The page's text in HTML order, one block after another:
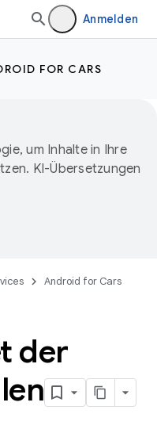
Anmelden
FOR CARS
um Inhalte in Ihre
KI-Übersetzungen
Android for Cars
der